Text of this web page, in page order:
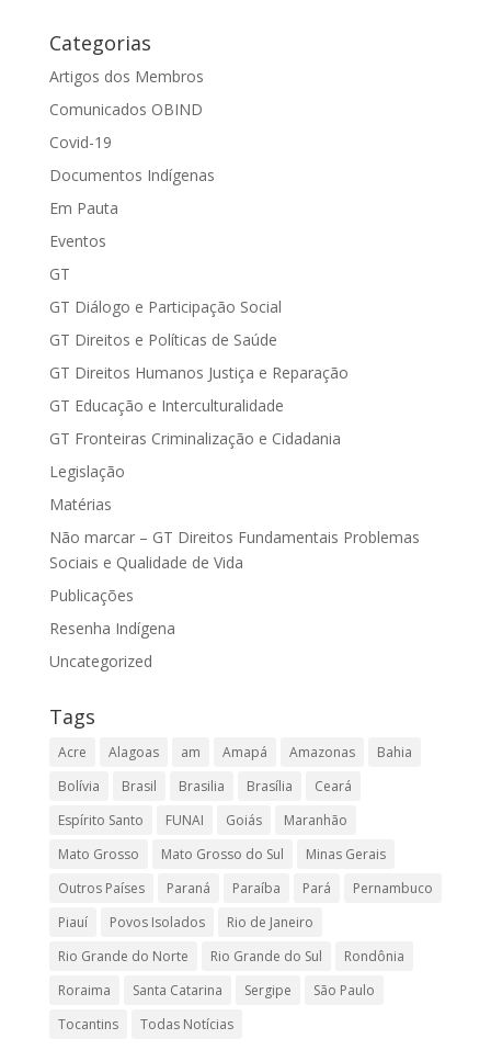
Categorias
Artigos dos Membros
Comunicados OBIND
Covid-19
Documentos Indígenas
Em Pauta
Eventos
GT
GT Diálogo e Participação Social
GT Direitos e Políticas de Saúde
GT Direitos Humanos Justiça e Reparação
GT Educação e Interculturalidade
GT Fronteiras Criminalização e Cidadania
Legislação
Matérias
Não marcar – GT Direitos Fundamentais Problemas
Sociais e Qualidade de Vida
Publicações
Resenha Indígena
Uncategorized
Tags
Acre Alagoas am Amapá Amazonas
Bahia
Bolívia
Brasil Brasilia Brasília
Ceará
Espírito Santo
FUNAI Goiás
Maranhão
Mato Grosso
Mato Grosso do Sul
Minas Gerais
Outros Países
Paraná Paraíba Pará
Pernambuco
Piauí
Povos Isolados
Rio de Janeiro
Rio Grande do Norte
Rio Grande do Sul
Rondônia
Roraima
Santa Catarina Sergipe
São Paulo
Tocantins
Todas Notícias